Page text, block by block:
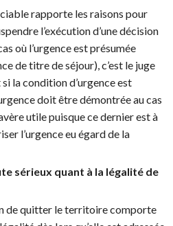
rapporte les raisons pour
l’exécution d’une décision
où l’urgence est présumée
de titre de séjour), c’est le juge
la condition d’urgence est
doit être démontrée au cas
utile puisque ce dernier est à
l’urgence eu égard de la
sérieux quant à la légalité de
de quitter le territoire comporte